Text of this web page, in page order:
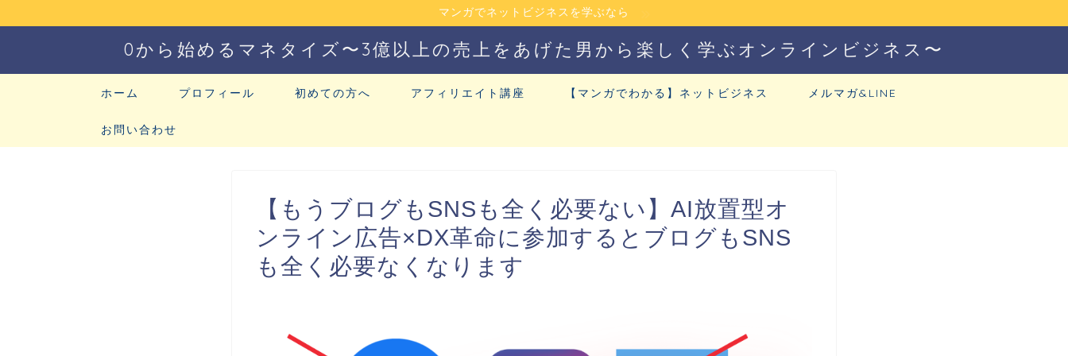
マンガでネットビジネスを学ぶなら
0から始めるマネタイズ〜3億以上の売上をあげた男から楽しく学ぶオンラインビジネス〜
ホーム プロフィール 初めての方へ アフィリエイト講座 【マンガでわかる】ネットビジネス メルマガ&LINE
お問い合わせ
【もうブログもSNSも全く必要ない】AI放置型オ
ンライン広告×DX革命に参加するとブログもSNS
も全く必要なくなります